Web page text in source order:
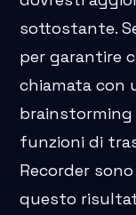
sottostante.
per garantire
chiamata con
brainstorming
funzioni di
Recorder
questo